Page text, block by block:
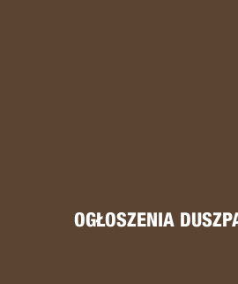
OGŁOSZENIA